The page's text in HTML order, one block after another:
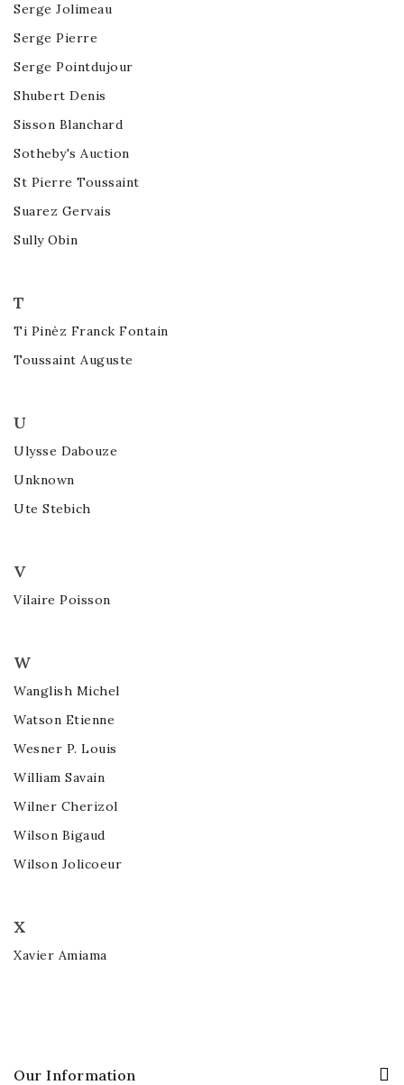
Serge Jolimeau
Serge Pierre
Serge Pointdujour
Shubert Denis
Sisson Blanchard
Sotheby's Auction
St Pierre Toussaint
Suarez Gervais
Sully Obin
T
Ti Pinèz Franck Fontain
Toussaint Auguste
U
Ulysse Dabouze
Unknown
Ute Stebich
V
Vilaire Poisson
W
Wanglish Michel
Watson Etienne
Wesner P. Louis
William Savain
Wilner Cherizol
Wilson Bigaud
Wilson Jolicoeur
X
Xavier Amiama
Our Information